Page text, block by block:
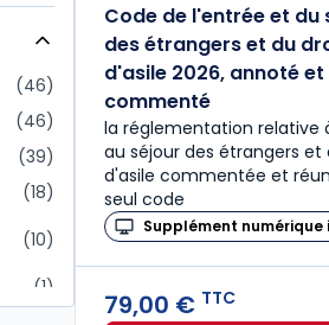
28
22
21
16
16
15
46
46
39
18
10
1
Code de l'entrée et du
des étrangers et du
d'asile 2026, annoté et
commenté
la réglementation relative
au séjour des étrangers et
d'asile commentée et
seul code
Supplément numérique
79,00 € TTC